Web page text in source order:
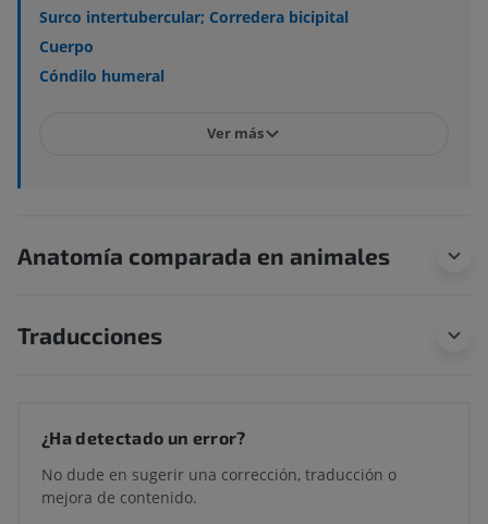
Surco intertubercular; Corredera bicipital
Cuerpo
Cóndilo humeral
Ver más
Anatomía comparada en animales
Traducciones
¿Ha detectado un error?
No dude en sugerir una corrección, traducción o
mejora de contenido.